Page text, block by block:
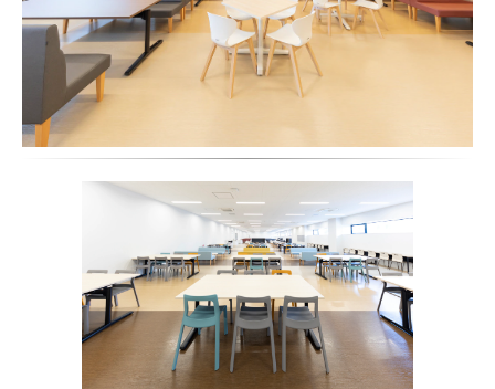
一人でもグループでもくつろげるバリエーション豊かなエリア。
多彩なアイテムでコミュニケーションを誘発します。